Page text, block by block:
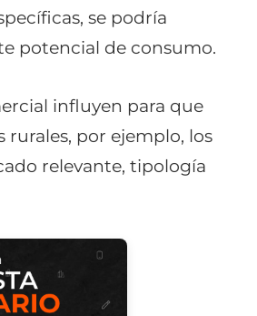
se podría
potencial de consumo.
influyen para que
rurales, por ejemplo, los
relevante, tipología